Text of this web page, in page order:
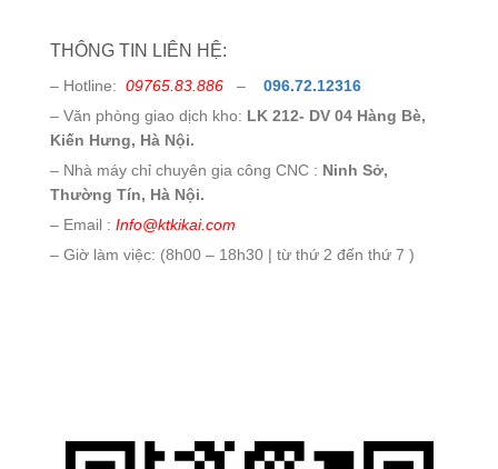
THÔNG TIN LIÊN HỆ:
– Hotline: 09765.83.886 – 096.72.12316
– Văn phòng giao dịch kho: LK 212- DV 04 Hàng Bè,
Kiến Hưng, Hà Nội.
– Nhà máy chỉ chuyên gia công CNC : Ninh Sở,
Thường Tín, Hà Nội.
– Email : Info@ktkikai.com
– Giờ làm việc: (8h00 – 18h30 | từ thứ 2 đến thứ 7 )